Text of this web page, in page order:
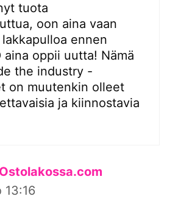
tuota
oon aina vaan
ennen
aina oppii uutta! Nämä
the industry -
on muutenkin olleet
ja kiinnostavia
13:16